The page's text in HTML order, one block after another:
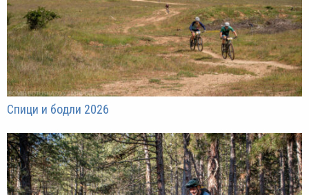
Спици и бодли 2026